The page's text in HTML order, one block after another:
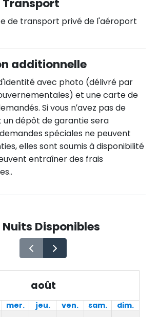
de transport privé de l'aéroport
additionnelle
avec photo (délivré par
et une carte de
Si vous n’avez pas de
dépôt de garantie sera
spéciales ne peuvent
elles sont soumis à disponibilité
entraîner des frais
Nuits Disponibles
août
mer. jeu. ven. sam. dim.